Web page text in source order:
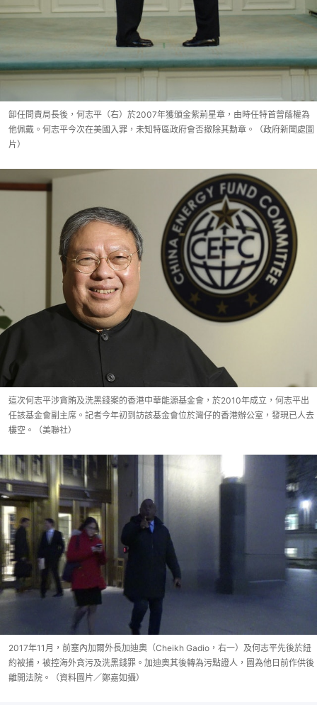
卸任問責局長後，何志平（右）於2007年獲頒金紫荊星章，由時任特首曾蔭權為
他佩戴。何志平今次在美國入罪，未知特區政府會否撤除其勳章。（政府新聞處圖
片）
這次何志平涉貪賄及洗黑錢案的香港中華能源基金會，於2010年成立，何志平出
任該基金會副主席。記者今年初到訪該基金會位於灣仔的香港辦公室，發現已人去
樓空。（美聯社）
2017年11月，前塞內加爾外長加迪奧（Cheikh Gadio，右一）及何志平先後於紐
約被捕，被控海外貪污及洗黑錢罪。加迪奧其後轉為污點證人，圖為他日前作供後
離開法院。（資料圖片／鄭嘉如攝）